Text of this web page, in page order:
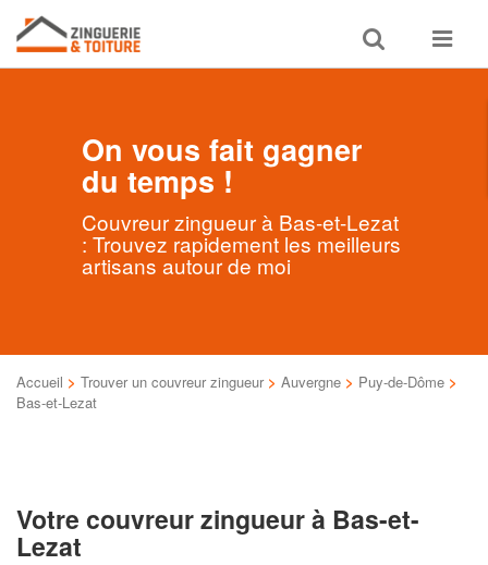
Toggle
search
Toggle
On vous fait gagner
du temps !
Couvreur zingueur à Bas-et-Lezat
: Trouvez rapidement les meilleurs
artisans autour de moi
Accueil > Trouver un couvreur zingueur > Auvergne > Puy-de-Dôme >
Bas-et-Lezat
Votre couvreur zingueur à Bas-et-
Lezat